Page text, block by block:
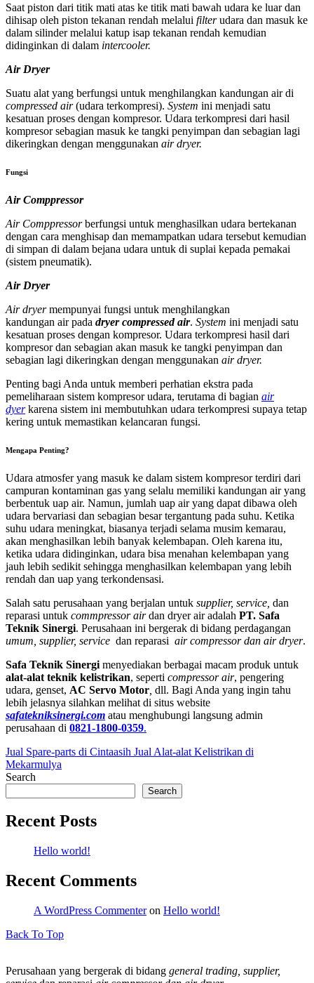
Saat piston dari titik mati atas ke titik mati bawah udara ke luar dan
dihisap oleh piston tekanan rendah melalui filterudara dan masuk ke
dalam silinder melalui katup isap tekanan rendah kemudian
didinginkan di dalam intercooler.
Air Dryer
Suatu alat yang berfungsi untuk menghilangkan kandungan air di
compressed air(udara terkompresi). System ini menjadi satu
kesatuan proses dengan kompresor. Udara terkompresi dari hasil
kompresor sebagian masuk ke tangki penyimpan dan sebagian lagi
dikeringkan dengan menggunakan air dryer.
Fungsi
Air Comppressor
Air Comppressorberfungsi untuk menghasilkan udara bertekanan
dengan cara menghisap dan memampatkan udara tersebut kemudian
di simpan di dalam bejana udara untuk di suplai kepada pemakai
(sistem pneumatik).
Air Dryer
Air dryermempunyai fungsi untuk menghilangkan
kandungan air pada dryer compressed air. System ini menjadi satu
kesatuan proses dengan kompresor. Udara terkompresi hasil dari
kompresor dan sebagian akan masuk ke tangki penyimpan dan
sebagian lagi dikeringkan dengan menggunakan air dryer.
Penting bagi Anda untuk memberi perhatian ekstra pada
pemeliharaan sistem kompresor udara, terutama di bagian air
dyer karena sistem ini membutuhkan udara terkompresi supaya tetap
kering untuk memastikan kelancaran fungsi.
Mengapa Penting?
Udara atmosfer yang masuk ke dalam sistem kompresor terdiri dari
campuran kontaminan gas yang selalu memiliki kandungan air yang
berbentuk uap air. Namun, jumlah uap air yang dapat dibawa oleh
udara bervariasi dan sebagian besar tergantung pada suhu. Ketika
suhu udara meningkat, biasanya terjadi selama musim kemarau,
akan menghasilkan lebih banyak kelembapan. Oleh karena itu,
ketika udara didinginkan, udara bisa menahan kelembapan yang
jauh lebih sedikit sehingga menghasilkan kelembapan yang lebih
rendah dan uap yang terkondensasi.
Salah satu perusahaan yang berjalan untuk supplier, service, dan
reparasi untuk commpressor airdan dryer air adalah PT. Safa
Teknik Sinergi. Perusahaan ini bergerak di bidang perdagangan
umum, supplier, service dan reparasi air compressor dan air dryer.
Safa Teknik Sinergi menyediakan berbagai macam produk untuk
alat-alat teknik kelistrikan, seperti compressor air, pengering
udara, genset, AC Servo Motor dll. Bagi Anda yang ingin tahu
lebih jelasnya silahkan melihat di situs website
safatekniksinergi.com atau menghubungi langsung admin
perusahaan di 0821-1800-0359.
Jual Spare-parts di Cintaasih Jual Alat-alat Kelistrikan di
Mekarmulya
Search
Search
Recent Posts
Hello world!
Recent Comments
A WordPress Commenteron Hello world!
Back To Top
Perusahaan yang bergerak di bidang general trading, supplier,